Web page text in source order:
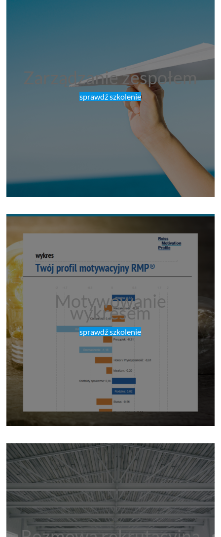
Zarządzanie zespołem
sprawdź szkolenie
Motywowanie
wykresem
sprawdź szkolenie